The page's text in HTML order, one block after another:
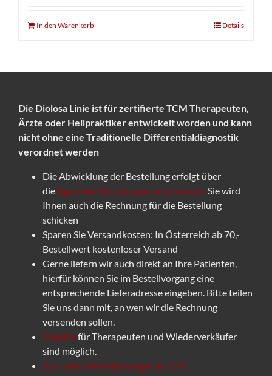
In den Warenkorb Details
Die Diolosa Linie ist für zertifierte TCM Therapeuten,
Ärzte oder Heilpraktiker entwickelt worden und kann
nicht ohne eine Traditionelle Differentialdiagnostik
verordnet werden
Die Abwicklung der Bestellung erfolgt über
dieApotheke Boznerplatz in Innsbruck.Sie wird
Ihnen auch die Rechnung für die Bestellung
schicken
Sparen Sie Versandkosten: In Österreich ab 70,-
Bestellwert kostenloser Versand
Gerne liefern wir auch direkt an Ihre Patienten,
hierfür können Sie im Bestellvorgang eine
entsprechende Lieferadresse eingeben. Bitte teilen
Sie uns dann mit, an wen wir die Rechnung
versenden sollen.
Rabattefür Therapeuten und Wiederverkäufer
sind möglich.
Aus- und Weiterbildungen in TCM